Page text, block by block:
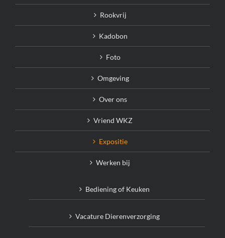
Rookvrij
Kadobon
Foto
Omgeving
Over ons
Vriend WKZ
Expositie
Werken bij
Bediening of Keuken
Vacature Dierenverzorging